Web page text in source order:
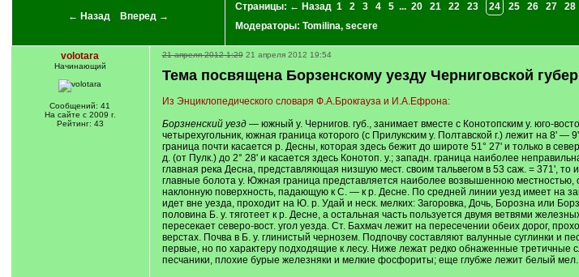
← Назад Вперед →
Страницы: ← Назад 1 2 3 4 5 ... 20 21 22 23 24 25 26 27 28
Модераторы: Tomilina, secere
volotara
Начинающий
Сообщений: 41
На сайте с 2009 г.
Рейтинг: 43
21 апреля 2012 1:29 21 апреля 2012 19:54
Тема посвящена Борзенскому уезду Черниговской
Из Энциклопедического словаря Ф.А.Брокгауза и И.А.Ефрона:
Борзненский уезд— южный у. Чернигов. губ., занимает вместе с Конотопским у. юго-
четырехугольник, южная граница которого (с Прилукским у. Полтавской г.) лежит на 8'
граница почти касается р. Десны, которая здесь бежит до широте 51° 27' и только в
д. (от Пулк.) до 2° 28' и касается здесь Конотоп. у.; западн. граница наиболее
главная река Десна, представляющая низшую мест. своим тальвегом в 53 саж. = 371', то
главные болота у. Южная граница представляется наиболее возвышенною
наклонную поверхность, падающую к С. — к р. Десне. По средней линии уезд имеет на
идет вне уезда, проходит на Ю. р. Удай и неск. мелких: Загоровка, Дочь, Борозна или
половина Б. у. тяготеет к р. Десне, а остальная часть пользуется двумя ветвями
пересекает северо-вост. угол уезда. Ст. Бахмач лежит на пересечении обеих дорог,
верстах. Почва в Б. у. глинистый чернозем. Подпочву составляют валунные суглинки и
первые, но по характеру подходящие к лесу. Ниже лежат редко обнаженные
песчаники, плохие бурые железняки и мелкие фосфориты; еще глубже лежит белый мел.